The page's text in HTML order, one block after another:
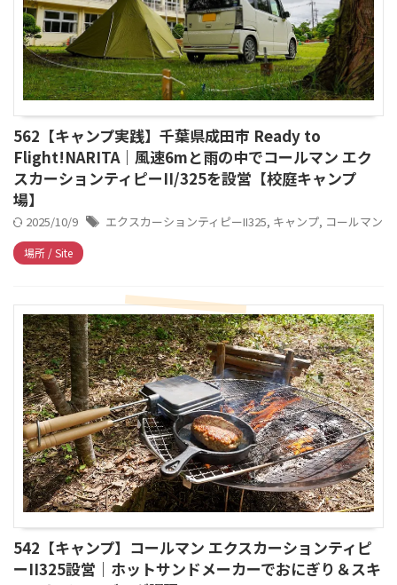
562【キャンプ実践】千葉県成田市 Ready to
Flight!NARITA｜風速6mと雨の中でコールマン エク
スカーションティピーII/325を設営【校庭キャンプ
場】
2025/10/9 エクスカーションティピーII325, キャンプ, コールマン
場所 / Site
542【キャンプ】コールマン エクスカーションティピ
ーII325設営｜ホットサンドメーカーでおにぎり＆スキ